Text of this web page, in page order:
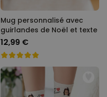
Mug personnalisé avec
guirlandes de Noël et texte
12,99 €